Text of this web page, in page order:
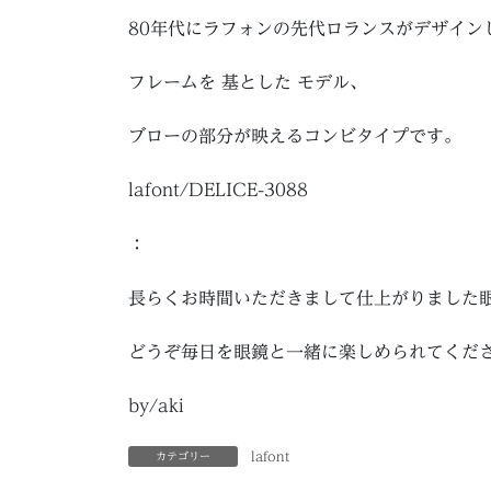
80年代にラフォンの先代ロランスがデザイン
フレームを 基とした モデル、
ブローの部分が映えるコンビタイプです。
lafont/DELICE-3088
：
長らくお時間いただきまして仕上がりました
どうぞ毎日を眼鏡と一緒に楽しめられてくだ
by/aki
カテゴリー lafont